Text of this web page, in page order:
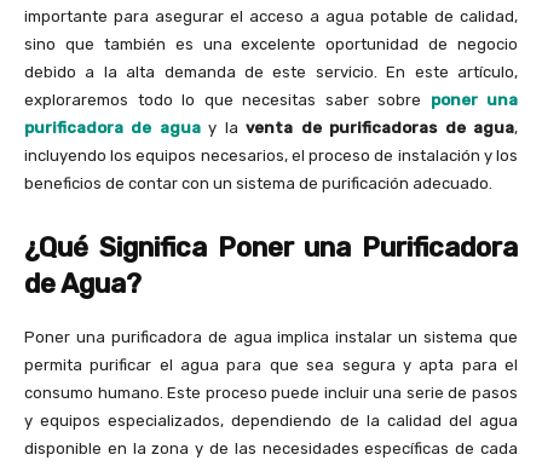
importante para asegurar el acceso a agua potable de calidad,
sino que también es una excelente oportunidad de negocio
debido a la alta demanda de este servicio. En este artículo,
exploraremos todo lo que necesitas saber sobre poner una
purificadora de aguay laventa de purificadoras de agua,
incluyendo los equipos necesarios, el proceso de instalación y los
beneficios de contar con un sistema de purificación adecuado.
¿Qué Significa Poner una Purificadora
de Agua?
Poner una purificadora de agua implica instalar un sistema que
permita purificar el agua para que sea segura y apta para el
consumo humano. Este proceso puede incluir una serie de pasos
y equipos especializados, dependiendo de la calidad del agua
disponible en la zona y de las necesidades específicas de cada